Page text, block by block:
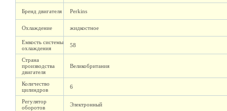
Бренд двигателя Perkins
Охлаждение жидкостное
Емкость системы
охлаждения
58
Страна
производства
двигателя
Великобритания
Количество
цилиндров
6
Регулятор
оборотов
Электронный